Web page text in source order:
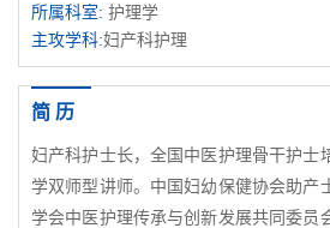
所属科室: 护理学
主攻学科:妇产科护理
简 历
妇产科护士长，全国中医护理骨干护士
学双师型讲师。中国妇幼保健协会助产
学会中医护理传承与创新发展共同委员